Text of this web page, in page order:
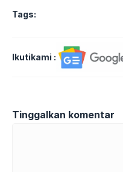
Tags:
Ikutikami :
Tinggalkan komentar